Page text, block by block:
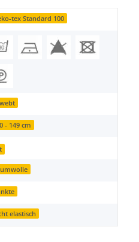
tex Standard 100
- 149 cm
elastisch